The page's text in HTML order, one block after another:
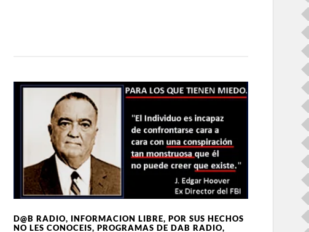
D@B RADIO, INFORMACION LIBRE, POR SUS HECHOS
NO LES CONOCEIS, PROGRAMAS DE DAB RADIO,